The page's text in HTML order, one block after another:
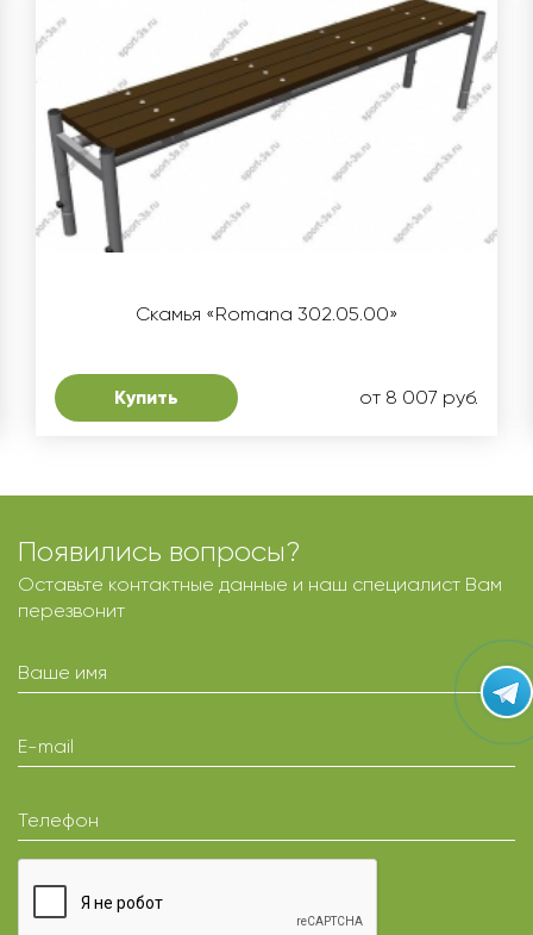
Скамья «Romana 302.05.00»
Купить от 8 007 руб.
Появились вопросы?
Оставьте контактные данные и наш специалист Вам
перезвонит
Ваше имя
E-mail
Телефон